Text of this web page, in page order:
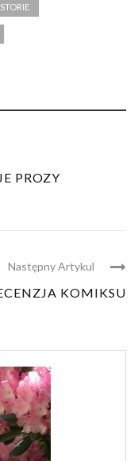
PROZY
Następny Artykul
KOMIKSU